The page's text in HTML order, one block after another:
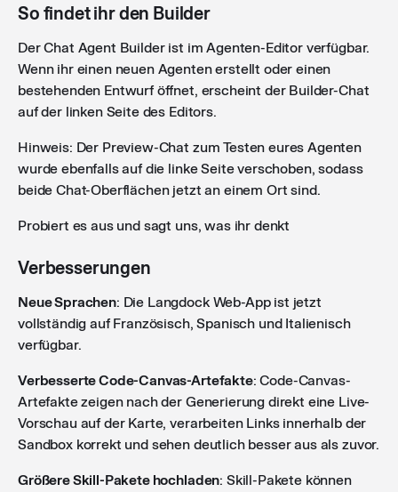
So findet ihr den Builder
Der Chat Agent Builder ist im Agenten-Editor verfügbar.
Wenn ihr einen neuen Agenten erstellt oder einen
bestehenden Entwurf öffnet, erscheint der Builder-Chat
auf der linken Seite des Editors.
Hinweis: Der Preview-Chat zum Testen eures Agenten
wurde ebenfalls auf die linke Seite verschoben, sodass
beide Chat-Oberflächen jetzt an einem Ort sind.
Probiert es aus und sagt uns, was ihr denkt
Verbesserungen
Neue Sprachen: Die Langdock Web-App ist jetzt
vollständig auf Französisch, Spanisch und Italienisch
verfügbar.
Verbesserte Code-Canvas-Artefakte: Code-Canvas-
Artefakte zeigen nach der Generierung direkt eine Live-
Vorschau auf der Karte, verarbeiten Links innerhalb der
Sandbox korrekt und sehen deutlich besser aus als zuvor.
Größere Skill-Pakete hochladen: Skill-Pakete können